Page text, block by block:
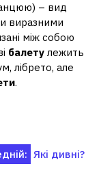
– вид
виразними
між собою
балету лежить
лібрето, але
.
Які дивні?